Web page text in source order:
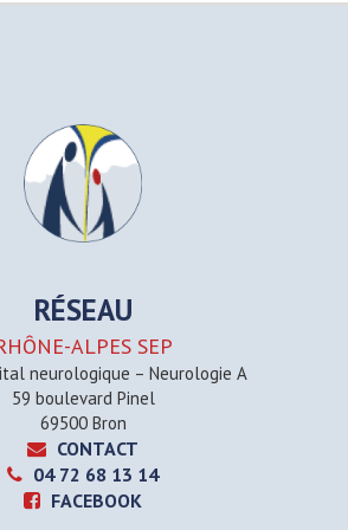
RÉSEAU
ALPES SEP
neurologique – Neurologie A
59 boulevard Pinel
69500 Bron
CONTACT
04 72 68 13 14
FACEBOOK